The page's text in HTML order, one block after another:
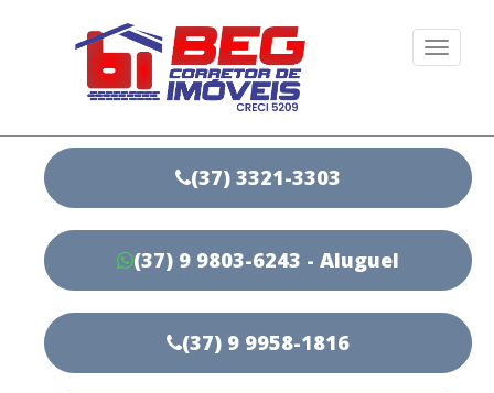
(37) 3321-3303
(37) 9 9803-6243 - Aluguel
(37) 9 9958-1816